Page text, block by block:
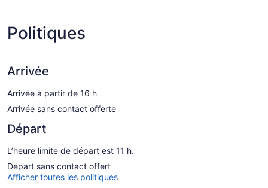
Politiques
Arrivée
Arrivée à partir de 16 h
Arrivée sans contact offerte
Départ
L’heure limite de départ est 11 h.
Départ sans contact offert
Afficher toutes les politiques